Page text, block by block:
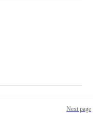
Next page